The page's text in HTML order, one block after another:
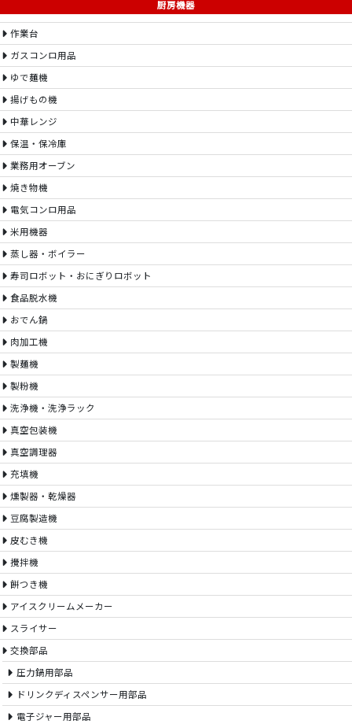
厨房機器
作業台
ガスコンロ用品
ゆで麺機
揚げもの機
中華レンジ
保温・保冷庫
業務用オーブン
焼き物機
電気コンロ用品
米用機器
蒸し器・ボイラー
寿司ロボット・おにぎりロボット
食品脱水機
おでん鍋
肉加工機
製麺機
製粉機
洗浄機・洗浄ラック
真空包装機
真空調理器
充填機
燻製器・乾燥器
豆腐製造機
皮むき機
攪拌機
餅つき機
アイスクリームメーカー
スライサー
交換部品
圧力鍋用部品
ドリンクディスペンサー用部品
電子ジャー用部品